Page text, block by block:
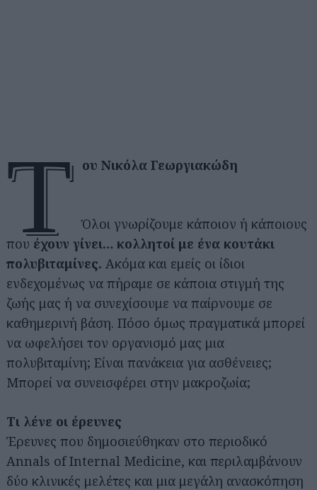
τ ου Νικόλα Γεωργιακώδη
Όλοι γνωρίζουμε κάποιον ή κάποιους
που έχουν γίνει… κολλητοί με ένα κουτάκι
πολυβιταμίνες. Ακόμα και εμείς οι ίδιοι
ενδεχομένως να πήραμε σε κάποια στιγμή της
ζωής μας ή να συνεχίσουμε να παίρνουμε σε
καθημερινή βάση. Πόσο όμως πραγματικά μπορεί
να ωφελήσει τον οργανισμό μας μια
πολυβιταμίνη; Είναι πανάκεια για ασθένειες;
Μπορεί να συνεισφέρει στην μακροζωία;
Τι λένε οι έρευνες
Έρευνες που δημοσιεύθηκαν στο περιοδικό
Annals of Internal Medicine, και περιλαμβάνουν
δύο κλινικές μελέτες και μια μεγάλη ανασκόπηση